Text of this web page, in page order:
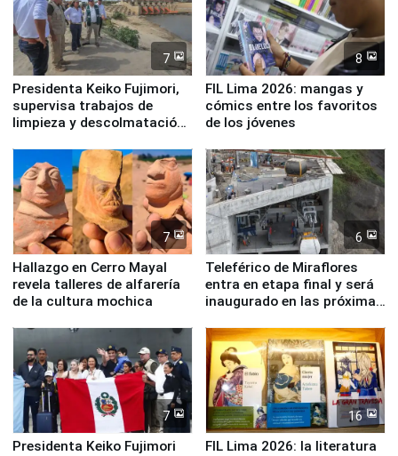
7
Presidenta Keiko Fujimori,
supervisa trabajos de
limpieza y descolmatación
8
FIL Lima 2026: mangas y
cómics entre los favoritos
de los jóvenes
7
Hallazgo en Cerro Mayal
revela talleres de alfarería
de la cultura mochica
6
Teleférico de Miraflores
entra en etapa final y será
inaugurado en las próximas
7
Presidenta Keiko Fujimori
16
FIL Lima 2026: la literatura